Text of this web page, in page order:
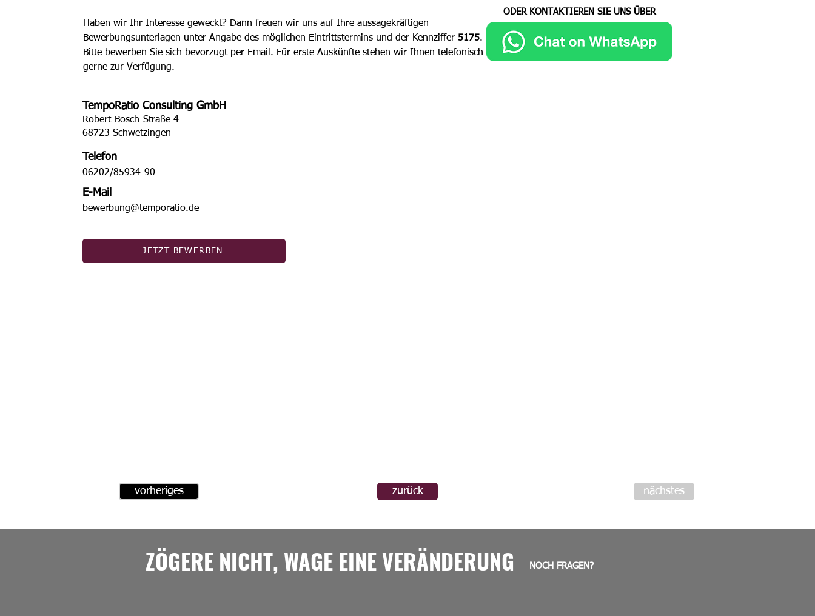
Haben wir Ihr Interesse geweckt? Dann freuen wir uns auf Ihre aussagekräftigen
Bewerbungsunterlagen unter Angabe des möglichen Eintrittstermins und der Kennziffer 5175.
Bitte bewerben Sie sich bevorzugt per Email. Für erste Auskünfte stehen wir Ihnen telefonisch
gerne zur Verfügung.
Telefon
E-Mail
TempoRatio Consulting GmbH
Robert-Bosch-Straße 4
68723 Schwetzingen
06202/85934-90
bewerbung@temporatio.de
JETZT BEWERBEN
ODER KONTAKTIEREN SIE UNS ÜBER
vorheriges zurück nächstes
ZÖGERE NICHT, WAGE EINE VERÄNDERUNG NOCH FRAGEN?